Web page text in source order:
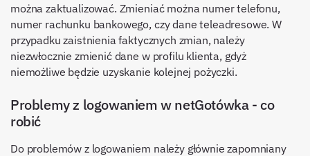
można zaktualizować. Zmieniać można numer telefonu,
numer rachunku bankowego, czy dane teleadresowe. W
przypadku zaistnienia faktycznych zmian, należy
niezwłocznie zmienić dane w profilu klienta, gdyż
niemożliwe będzie uzyskanie kolejnej pożyczki.
Problemy z logowaniem w netGotówka - co
robić
Do problemów z logowaniem należy głównie zapomniany